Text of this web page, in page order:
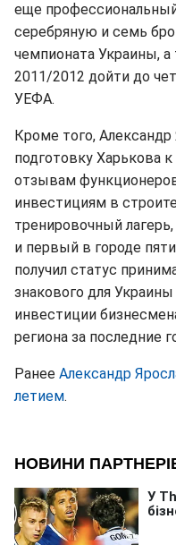
еще
серебряную и семь
чемпионата Украины,
2011/2012 дойти до
УЕФА.
Кроме того,
подготовку Харькова
отзывам
инвестициям в
тренировочный
и первый в городе
получил статус
знакового для
инвестиции
региона за последние
Ранее Александр
летием.